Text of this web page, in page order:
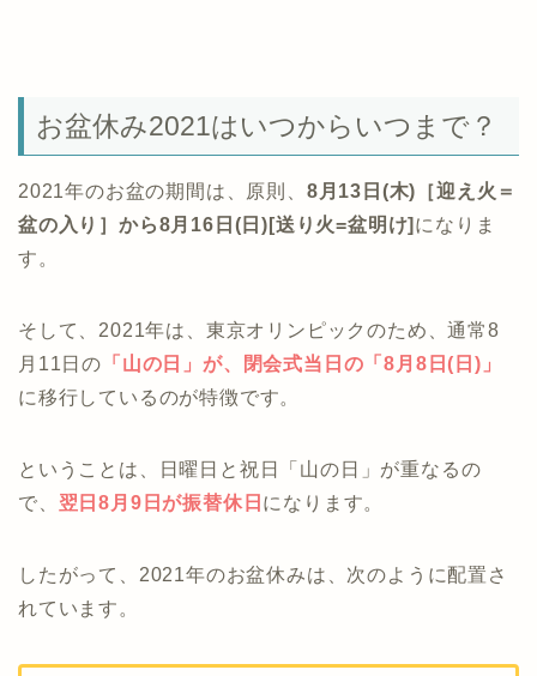
お盆休み2021はいつからいつまで？
2021年のお盆の期間は、原則、 8月13日(木)［迎え火＝
盆の入り］から8月16日(日)[送り火=盆明け] になりま
す。
そして、2021年は、東京オリンピックのため、通常8
月11日の 「 山の日」が、閉会式当日の 「8月8日(日)」
に移行しているのが特徴です。
ということは、日曜日と祝日「山の日」が重なるの
で、 翌日8月9日が振替休日 になります。
したがって、2021年のお盆休みは、次のように配置さ
れています。